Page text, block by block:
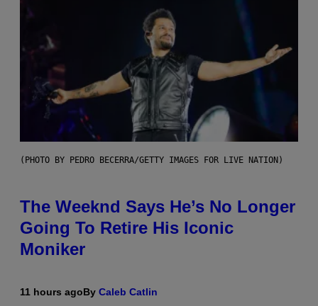
(PHOTO BY PEDRO BECERRA/GETTY IMAGES FOR LIVE NATION)
The Weeknd Says He’s No Longer
Going To Retire His Iconic
Moniker
11 hours agoBy Caleb Catlin